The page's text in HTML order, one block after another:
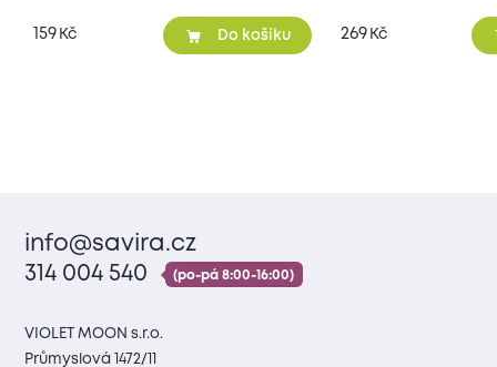
159 Kč Do košíku 269 Kč
info@savira.cz
314 004 540
(po-pá 8:00-16:00)
VIOLET MOON s.r.o.
Průmyslová 1472/11